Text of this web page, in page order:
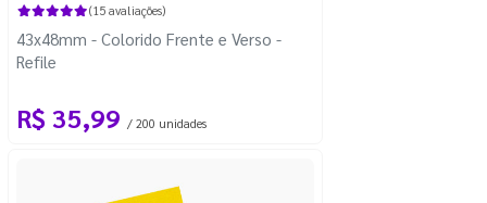
(15 avaliações)
43x48mm - Colorido Frente e Verso -
Refile
R$ 35,99 / 200 unidades